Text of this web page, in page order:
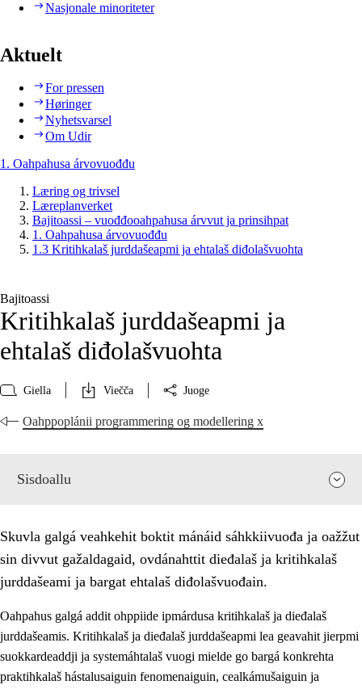
Nasjonale minoriteter
Aktuelt
For pressen
Høringer
Nyhetsvarsel
Om Udir
1. Oahpahusa árvovuođđu
Læring og trivsel
Læreplanverket
Bajitoassi – vuođđooahpahusa árvvut ja prinsihpat
1. Oahpahusa árvovuođđu
1.3 Kritihkalaš jurddašeapmi ja ehtalaš diđolašvuohta
Bajitoassi
Kritihkalaš jurddašeapmi ja
ehtalaš diđolašvuohta
Giella Viečča Juoge
Oahppoplánii programmering og modellering x
Sisdoallu
Skuvla galgá veahkehit boktit mánáid sáhkkiivuođa ja oažžut
sin divvut gažaldagaid, ovdánahttit dieđalaš ja kritihkalaš
jurddašeami ja bargat ehtalaš diđolašvuođain.
Oahpahus galgá addit ohppiide ipmárdusa kritihkalaš ja dieđalaš
jurddašeamis. Kritihkalaš ja dieđalaš jurddašeapmi lea geavahit jierpmi
suokkardeaddji ja systemáhtalaš vuogi mielde go bargá konkrehta
praktihkalaš hástalusaiguin fenomenaiguin, cealkámušaiguin ja